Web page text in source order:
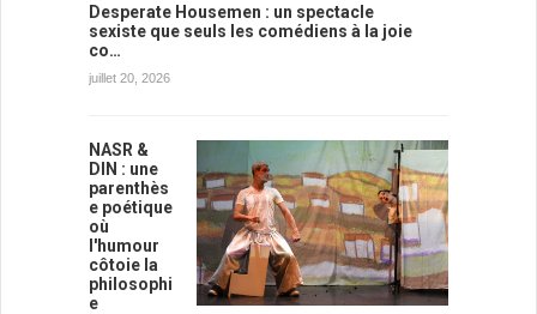
Desperate Housemen : un spectacle
sexiste que seuls les comédiens à la joie
co…
juillet 20, 2026
NASR &
DIN : une
parenthès
e poétique
où
l'humour
côtoie la
philosophi
e